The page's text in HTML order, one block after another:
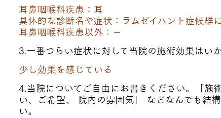
耳鼻咽喉科疾患：耳
具体的な診断名や症状：ラムゼイハント症候群
耳鼻咽喉科疾患以外：－
3.一番つらい症状に対して当院の施術効果はい
少し効果を感じている
4.当院についてご自由にお書きください。
「
い、ご希望、 院内の雰囲気」 などなんでも結
い。